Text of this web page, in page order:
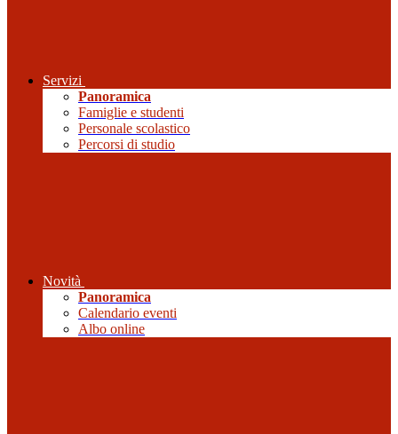
Servizi
Panoramica
Famiglie e studenti
Personale scolastico
Percorsi di studio
Novità
Panoramica
Calendario eventi
Albo online